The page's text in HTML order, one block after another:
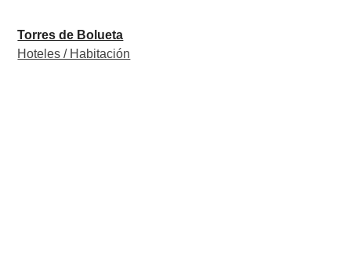
Torres de Bolueta
Hoteles / Habitación